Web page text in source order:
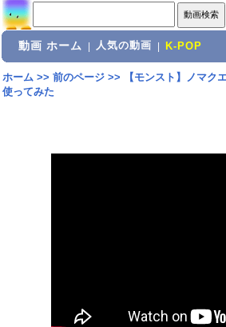
動画 ホーム 人気の動画 K-POP
ホーム>> 前のページ>>
【モンスト】ノマク
使ってみた